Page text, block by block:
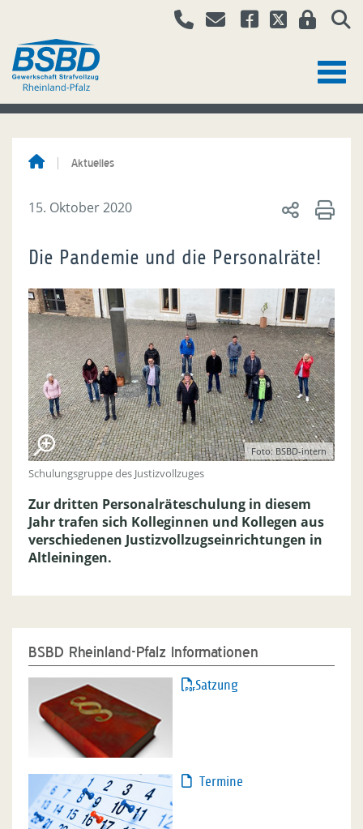
Aktuelles
15. Oktober 2020
Die Pandemie und die Personalräte!
Foto: BSBD-intern
Schulungsgruppe des Justizvollzuges
Zur dritten Personalräteschulung in diesem
Jahr trafen sich Kolleginnen und Kollegen aus
verschiedenen Justizvollzugseinrichtungen in
Altleiningen.
BSBD Rheinland-Pfalz Informationen
Satzung
Termine